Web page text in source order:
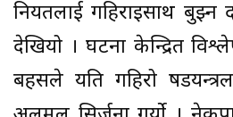
नियतलाई गहिराइसाथ बुझ्न
देखियो । घटना केन्द्रित
बहसले यति गहिरो